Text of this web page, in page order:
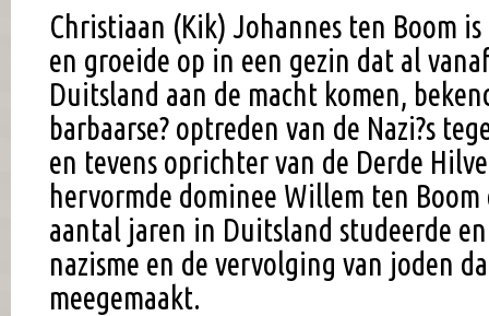
Christiaan (Kik) Johannes ten Boom
en groeide op in een gezin dat al
Duitsland aan de macht komen,
barbaarse? optreden van de Nazi?s
en tevens oprichter van de Derde
hervormde dominee Willem ten Boom
aantal jaren in Duitsland studeerde
nazisme en de vervolging van joden
meegemaakt.